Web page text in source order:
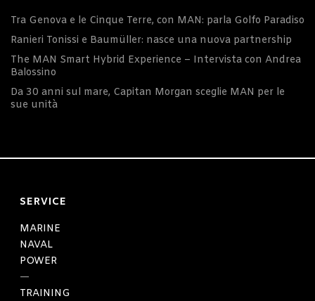
Tra Genova e le Cinque Terre, con MAN: parla Golfo Paradiso
Ranieri Tonissi e Baumüller: nasce una nuova partnership
The MAN Smart Hybrid Experience – Intervista con Andrea
Balossino
Da 30 anni sul mare, Capitan Morgan sceglie MAN per le
sue unità
SERVICE
MARINE
NAVAL
POWER
—
TRAINING